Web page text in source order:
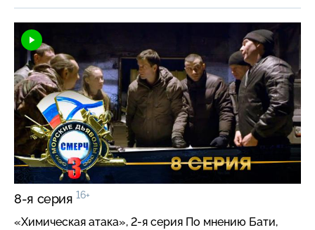
момент…
8-я серия 16+
«Химическая атака», 2-я серия По мнению Бати,